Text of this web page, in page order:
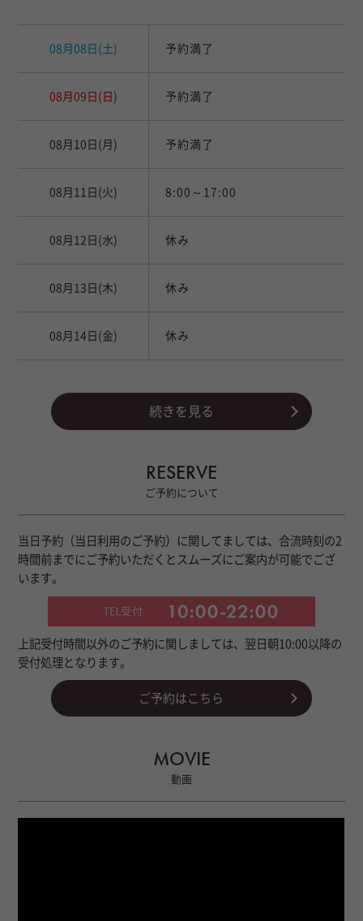
があり、紳士的な方です。
・年齢当てクイズは「年齢とか関係ないです」とい
うフォローを入れて当てにこないスタイルでした。
・2度目の撮影になりますが、今回は撮影に向けて
とにかく顔面が強い…！（褒めています）
遣って俯瞰しているような印象を受けました。
感性が豊かで好奇心旺盛！
楽しくて心が何処か落ち着きます
色っぽいその声といやらしくなぞるその指が
08月08日 (土) 予約満了
08月09日 (日) 予約満了
08月10日 (月) 予約満了
08月11日 (火) 8:00～17:00
08月12日 (水) 休み
08月13日 (木) 休み
08月14日 (金) 休み
続きを見る
RESERVE
ご予約について
当日予約（当日利用のご予約）に関してましては、合流時刻の2
時間前までにご予約いただくとスムーズにご案内が可能でござ
います。
上記受付時間以外のご予約に関しましては、翌日朝10:00以降の
受付処理となります。
ご予約はこちら
MOVIE
動画